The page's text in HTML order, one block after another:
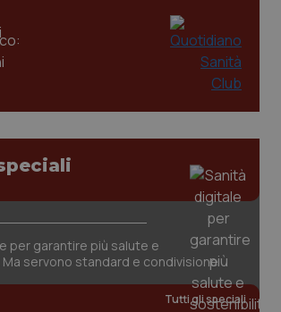
per garantire più salute e
servono standard e condivisione
Tutti gli speciali
sites-ironfish-
www.quotidianosanita.it
.quotidianosanita.it